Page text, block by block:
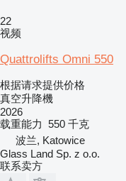
22
视频
Quattrolifts Omni 550
根据请求提供价格
真空升降機
2026
载重能力 550 千克
波兰, Katowice
Glass Land Sp. z o.o.
联系卖方